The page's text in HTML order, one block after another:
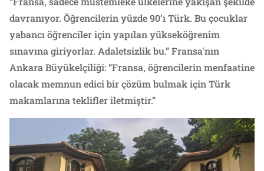
davranıyor. Öğrencilerin yüzde 90’ı Türk. Bu çocuklar
yabancı öğrenciler için yapılan yükseköğrenim
sınavına giriyorlar. Adaletsizlik bu.” Fransa'nın
Ankara Büyükelçiliği: “Fransa, öğrencilerin menfaatine
olacak memnun edici bir çözüm bulmak için Türk
makamlarına teklifler iletmiştir.”